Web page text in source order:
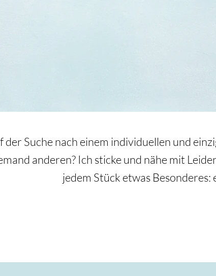
der Suche nach einem individuellen und
anderen? Ich sticke und nähe mit
jedem Stück etwas Besonderes: